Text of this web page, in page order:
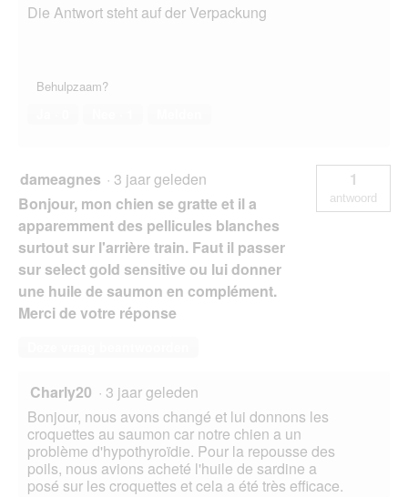
Die Antwort steht auf der Verpackung
Behulpzaam?
dameagnes · 3 jaar geleden
Bonjour, mon chien se gratte et il a
apparemment des pellicules blanches
surtout sur l'arrière train. Faut il passer
sur select gold sensitive ou lui donner
une huile de saumon en complément.
Merci de votre réponse
1
antwoord
Charly20 · 3 jaar geleden
Bonjour, nous avons changé et lui donnons les
croquettes au saumon car notre chien a un
problème d'hypothyroïdie. Pour la repousse des
poils, nous avions acheté l'huile de sardine a
posé sur les croquettes et cela a été très efficace.